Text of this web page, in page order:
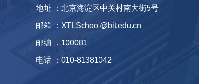
地址 ：北京海淀区中关村南大街5号
邮箱 ：XTLSchool@bit.edu.cn
邮编 ：100081
电话 ：010-81381042